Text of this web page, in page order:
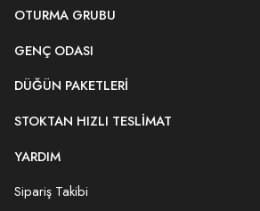
OTURMA GRUBU
GENÇ ODASI
DÜĞÜN PAKETLERI
STOKTAN HIZLI TESLIMAT
YARDIM
Sipariş Takibi